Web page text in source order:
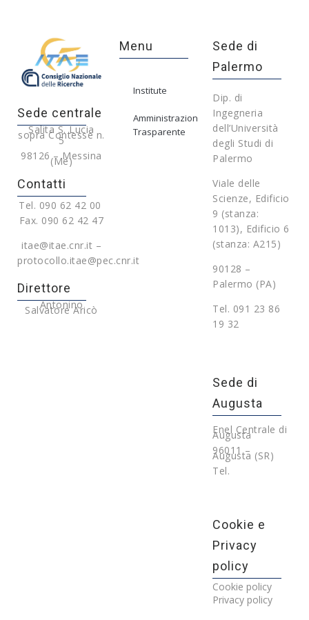
Sede centrale
Salita S. Lucia
sopra Contesse n.
5
98126 – Messina
(Me)
Contatti
Tel. 090 62 42 00
Fax. 090 62 42 47
itae@itae.cnr.it –
protocollo.itae@pec.cnr.it
Direttore
Antonino
Salvatore Aricò
Menu
Institute
Amministrazione
Trasparente
Sede di
Palermo
Dip. di
Ingegneria
dell’Università
degli Studi di
Palermo
Viale delle
Scienze, Edificio
9 (stanza:
1013), Edificio 6
(stanza: A215)
90128 –
Palermo (PA)
Tel. 091 23 86
19 32
Sede di
Augusta
Enel Centrale di
Augusta
96011 –
Augusta (SR)
Tel.
Cookie e
Privacy
policy
Cookie policy
Privacy policy